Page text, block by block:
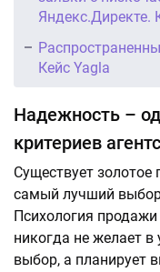
Яндекс.Директе.
Кейс Yagla
Надежность –
критериев
Существует золотое
самый лучший
Психология
никогда не желает
выбор, а планирует